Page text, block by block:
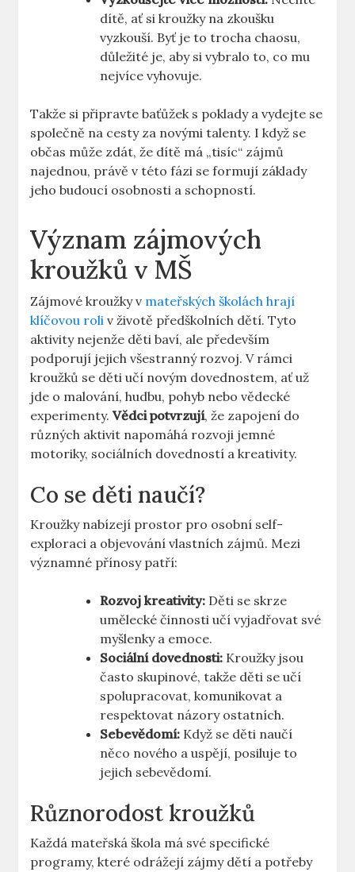
dítě, ať si kroužky na zkoušku
vyzkouší. Byť je to trocha chaosu,
důležité je, aby si vybralo to, co mu
nejvíce vyhovuje.
Takže si připravte baťůžek s poklady a vydejte se
společně na cesty za novými talenty. I když se
občas může zdát, že dítě má „tisíc“ zájmů
najednou, právě v této fázi se formují základy
jeho budoucí osobnosti a schopností.
Význam zájmových
kroužků v MŠ
Zájmové kroužky v mateřských školách hrají
klíčovou roli v životě předškolních dětí. Tyto
aktivity nejenže děti baví, ale především
podporují jejich všestranný rozvoj. V rámci
kroužků se děti učí novým dovednostem, ať už
jde o malování, hudbu, pohyb nebo vědecké
experimenty.Vědci potvrzují, že zapojení do
různých aktivit napomáhá rozvoji jemné
motoriky, sociálních dovedností a kreativity.
Co se děti naučí?
Kroužky nabízejí prostor pro osobní self-
exploraci a objevování vlastních zájmů. Mezi
významné přínosy patří:
Rozvoj kreativity: Děti se skrze
umělecké činnosti učí vyjadřovat své
myšlenky a emoce.
Sociální dovednosti: Kroužky jsou
často skupinové, takže děti se učí
spolupracovat, komunikovat a
respektovat názory ostatních.
Sebevědomí: Když se děti naučí
něco nového a uspějí, posiluje to
jejich sebevědomí.
Různorodost kroužků
Každá mateřská škola má své specifické
programy, které odrážejí zájmy dětí a potřeby